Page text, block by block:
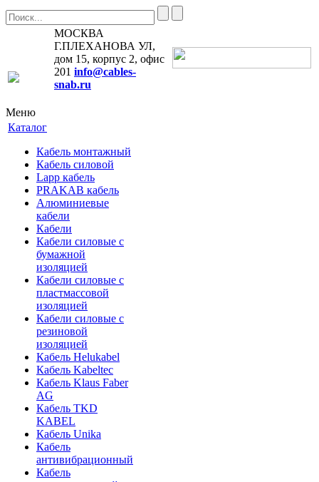
МОСКВА
Г.ПЛЕХАНОВА УЛ,
дом 15, корпус 2, офис
201 info@cables-
snab.ru
Меню
Каталог
Кабель монтажный
Кабель силовой
Lapp кабель
PRAKAB кабель
Алюминиевые
кабели
Кабели
Кабели силовые с
бумажной
изоляцией
Кабели силовые с
пластмассовой
изоляцией
Кабели силовые с
резиновой
изоляцией
Кабель Helukabel
Кабель Kabeltec
Кабель Klaus Faber
AG
Кабель TKD
KABEL
Кабель Unika
Кабель
антивибрационный
Кабель